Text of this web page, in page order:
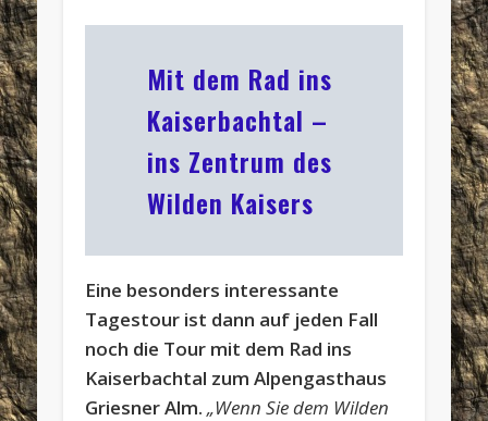
Mit dem Rad ins
Kaiserbachtal –
ins Zentrum des
Wilden Kaisers
Eine besonders interessante
Tagestour ist dann auf jeden Fall
noch die Tour mit dem Rad ins
Kaiserbachtal zum Alpengasthaus
Griesner Alm.„Wenn Sie dem Wilden